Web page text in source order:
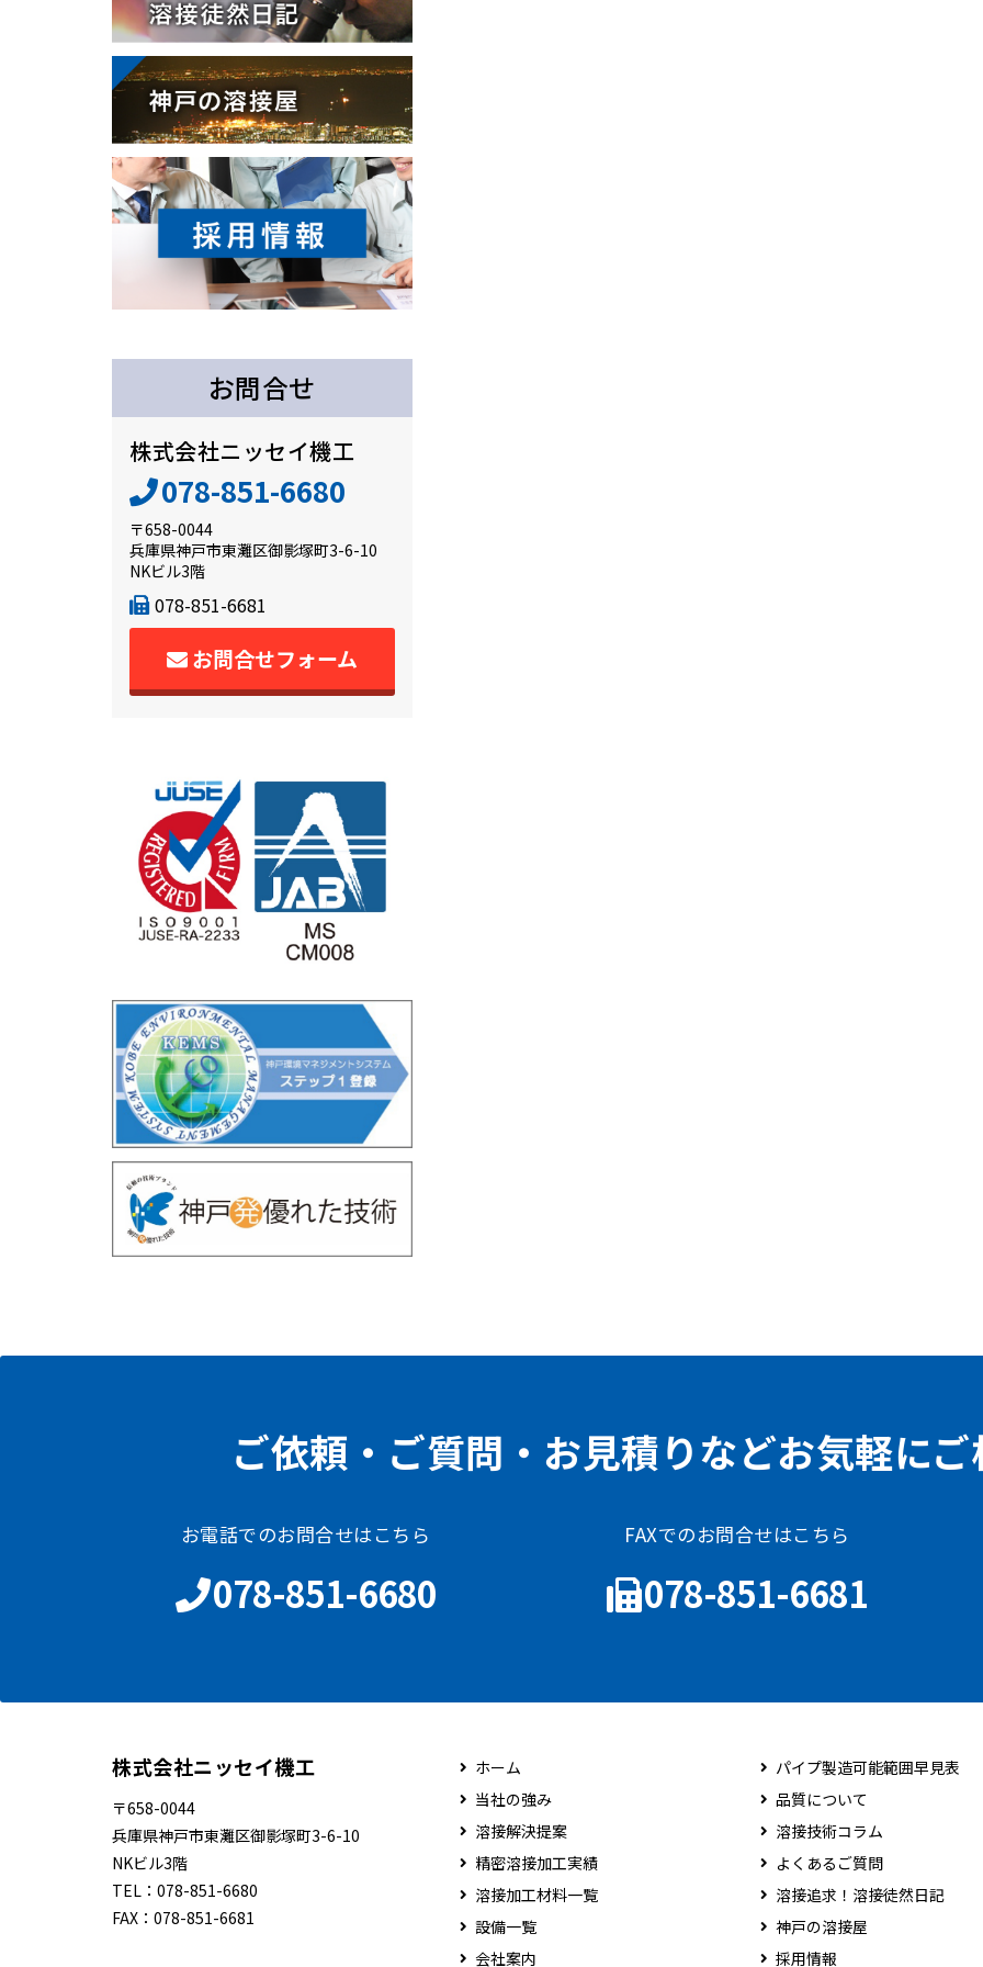
お問合せ
株式会社ニッセイ機工
078-851-6680
〒658-0044
兵庫県神戸市東灘区御影塚町3-6-10
NKビル3階
078-851-6681
お問合せフォーム
ご依頼・ご質問・お見積りなどお気軽に
お電話でのお問合せはこちら
078-851-6680
FAXでのお問合せはこちら
078-851-6681
株式会社ニッセイ機工
〒658-0044
兵庫県神戸市東灘区御影塚町3-6-10
NKビル3階
TEL： 078-851-6680
FAX： 078-851-6681
ホーム
当社の強み
溶接解決提案
精密溶接加工実績
溶接加工材料一覧
設備一覧
会社案内
パイプ製造可能範囲早見表
品質について
溶接技術コラム
よくあるご質問
溶接追求！溶接徒然日記
神戸の溶接屋
採用情報